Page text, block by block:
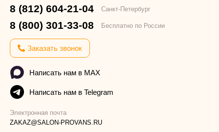
8 (812) 604-21-04 Санкт-Петербург
8 (800) 301-33-08 Бесплатно по России
Заказать звонок
Написать нам в MAX
Написать нам в Telegram
Электронная почта
ZAKAZ@SALON-PROVANS.RU